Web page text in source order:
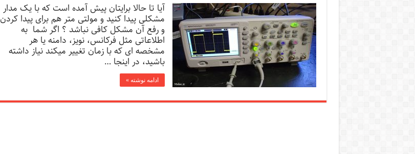
آیا تا حالا برایتان پیش آمده است که با یک مدار
مشکلی پیدا کنید و مولتی متر هم برای پیدا کردن
و رفع آن مشکل کافی نباشد ؟ اگر شما به
اطلاعاتی مثل فرکانس، نویز، دامنه یا هر
مشخصه ای که با زمان تغییر میکند نیاز داشته
باشید، در اینجا …
ادامه نوشته »